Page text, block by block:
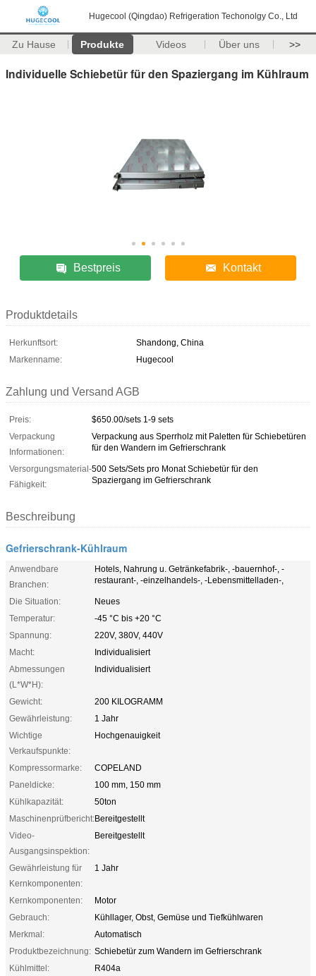
Hugecool (Qingdao) Refrigeration Techonolgy Co., Ltd
Zu Hause Produkte Videos Über uns >>
Individuelle Schiebetür für den Spaziergang im Kühlraum
Bestpreis Kontakt
Produktdetails
Herkunftsort:
Shandong, China
Markenname:
Hugecool
Zahlung und Versand AGB
Preis:
$650.00/sets 1-9 sets
Verpackung
Informationen:
Verpackung aus Sperrholz mit Paletten für Schiebetüren
für den Wandern im Gefrierschrank
Versorgungsmaterial-
Fähigkeit:
500 Sets/Sets pro Monat Schiebetür für den
Spaziergang im Gefrierschrank
Beschreibung
Gefrierschrank-Kühlraum
Anwendbare
Branchen:
Hotels, Nahrung u. Getränkefabrik-, -bauernhof-, -
restaurant-, -einzelhandels-, -Lebensmittelladen-,
Die Situation:
Neues
Temperatur:
-45 °C bis +20 °C
Spannung:
220V, 380V, 440V
Macht:
Individualisiert
Abmessungen
(L*W*H):
Individualisiert
Gewicht:
200 KILOGRAMM
Gewährleistung:
1 Jahr
Wichtige
Verkaufspunkte:
Hochgenauigkeit
Kompressormarke:
COPELAND
Paneldicke:
100 mm, 150 mm
Kühlkapazität:
50ton
Maschinenprüfbericht:Bereitgestellt
Video-
Ausgangsinspektion:
Bereitgestellt
Gewährleistung für
Kernkomponenten:
1 Jahr
Kernkomponenten:
Motor
Gebrauch:
Kühllager, Obst, Gemüse und Tiefkühlwaren
Merkmal:
Automatisch
Produktbezeichnung: Schiebetür zum Wandern im Gefrierschrank
Kühlmittel:
R404a